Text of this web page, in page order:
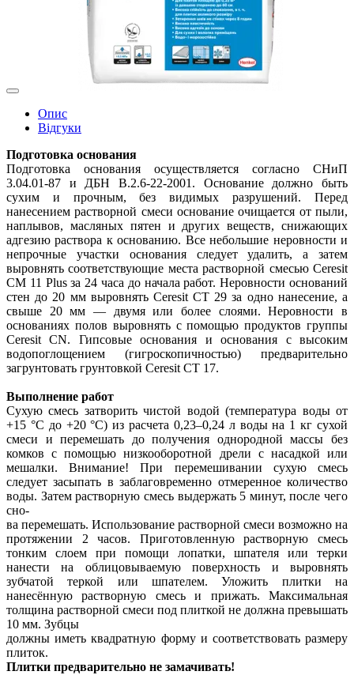
Опис
Відгуки
Подготовка основания
Подготовка основания осуществляется согласно СНиП
3.04.01-87 и ДБН В.2.6-22-2001. Основание должно быть
сухим и прочным, без видимых разрушений. Перед
нанесением растворной смеси основание очищается от пыли,
наплывов, масляных пятен и других веществ, снижающих
адгезию раствора к основанию. Все небольшие неровности и
непрочные участки основания следует удалить, а затем
выровнять соответствующие места растворной смесью Ceresit
СМ 11 Plus за 24 часа до начала работ. Неровности оснований
стен до 20 мм выровнять Ceresit СТ 29 за одно нанесение, а
свыше 20 мм — двумя или более слоями. Неровности в
основаниях полов выровнять с помощью продуктов группы
Ceresit CN. Гипсовые основания и основания с высоким
водопоглощением (гигроскопичностью) предварительно
загрунтовать грунтовкой Ceresit CT 17.
Выполнение работ
Сухую смесь затворить чистой водой (температура воды от
+15 °C до +20 °C) из расчета 0,23–0,24 л воды на 1 кг сухой
смеси и перемешать до получения однородной массы без
комков с помощью низкооборотной дрели с насадкой или
мешалки. Внимание! При перемешивании сухую смесь
следует засыпать в заблаговременно отмеренное количество
воды. Затем растворную смесь выдержать 5 минут, после чего
сно-
ва перемешать. Использование растворной смеси возможно на
протяжении 2 часов. Приготовленную растворную смесь
тонким слоем при помощи лопатки, шпателя или терки
нанести на облицовываемую поверхность и выровнять
зубчатой теркой или шпателем. Уложить плитки на
нанесённую растворную смесь и прижать. Максимальная
толщина растворной смеси под плиткой не должна превышать
10 мм. Зубцы
должны иметь квадратную форму и соответствовать размеру
плиток.
Плитки предварительно не замачивать!